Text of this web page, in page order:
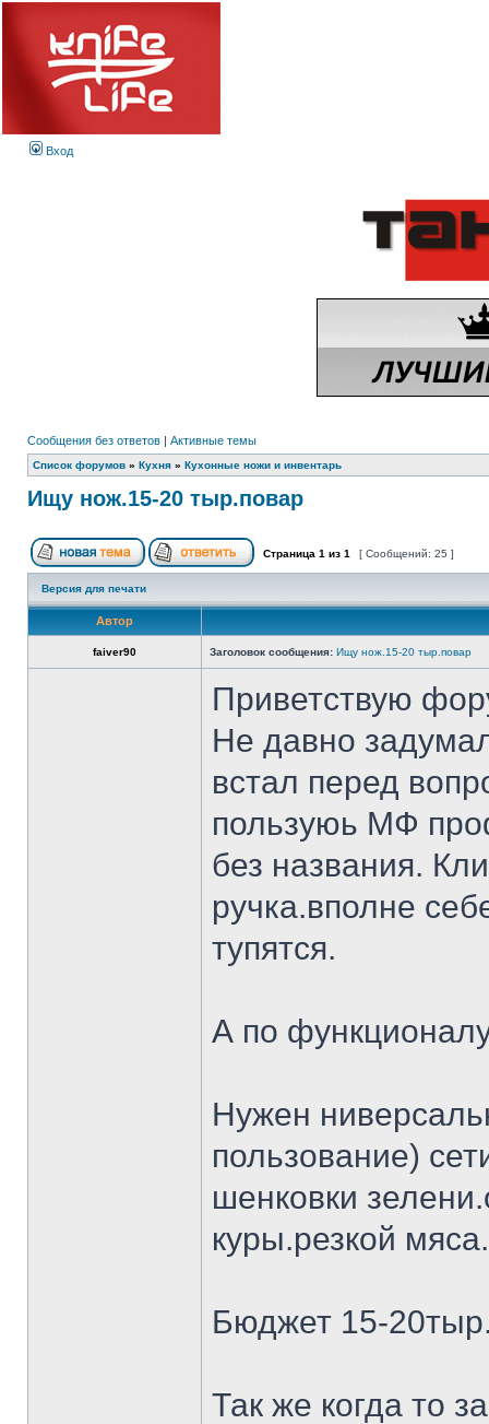
Вход
Сообщения без ответов | Активные темы
Список форумов » Кухня » Кухонные ножи и инвентарь
Ищу нож.15-20 тыр.повар
Страница 1 из 1 [ Сообщений: 25 ]
Версия для печати
Автор
faiver90 Заголовок сообщения: Ищу нож.15-20 тыр.повар
Приветствую
Не давно
встал перед
пользуюь МФ
без названия.
ручка.вполне
тупятся.
А по
Нужен
пользование)
шенковки
куры.резкой
Бюджет 15-
Так же когда то